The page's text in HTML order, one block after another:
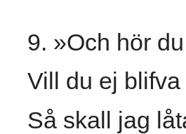
9. »Och hör
Vill du ej blifva
Så skall jag